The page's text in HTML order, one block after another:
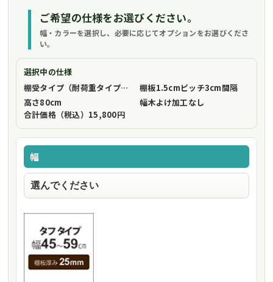
ご希望の仕様をお選びください。
幅・カラーを選択し、必要に応じてオプションをお選びくださ
い。
選択中の仕様
棚受タイプ（耐荷重タイプ）
フリーストップ棚受（標準仕様）
棚板1.5cmピッチ3cm間隔
高さ80cm 幅木よけ加工なし
合計価格（税込） 15,800円
幅